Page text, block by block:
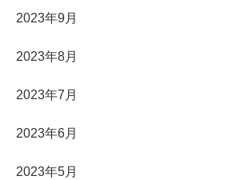
2023年9月
2023年8月
2023年7月
2023年6月
2023年5月